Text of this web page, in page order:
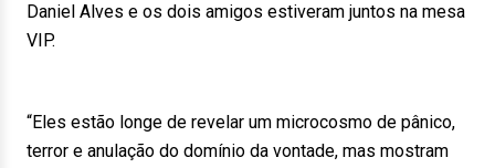
Daniel Alves e os dois amigos estiveram juntos na mesa
VIP.
“Eles estão longe de revelar um microcosmo de pânico,
terror e anulação do domínio da vontade, mas mostram